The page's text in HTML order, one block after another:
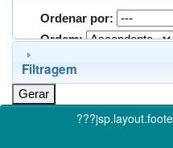
Ordenar por:
Ordem:
Filtragem